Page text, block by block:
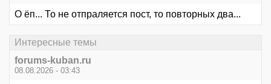
О ёп... То не отпраляется пост, то повторных два...
Интересные темы
forums-kuban.ru
08.08.2026 - 03:43